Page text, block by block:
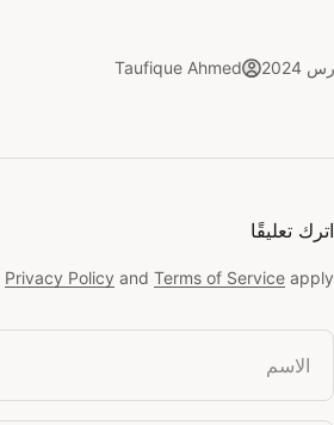
Taufique Ahmed
اترك تعليقًا
Privacy Policy and Terms of Service apply.
الاسم